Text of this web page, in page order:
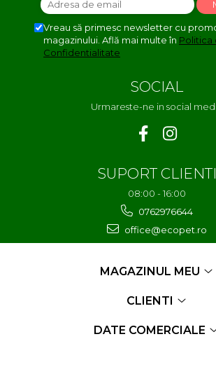
Vreau să primesc newsletter cu
magazinului. Află mai multe în Politica
Confidentialitate
SOCIAL
Urmareste-ne in social
SUPORT CLIENTI
08:00 - 16:00
0762976644
office@ecopet.ro
MAGAZINUL MEU
CLIENTI
DATE COMERCIALE